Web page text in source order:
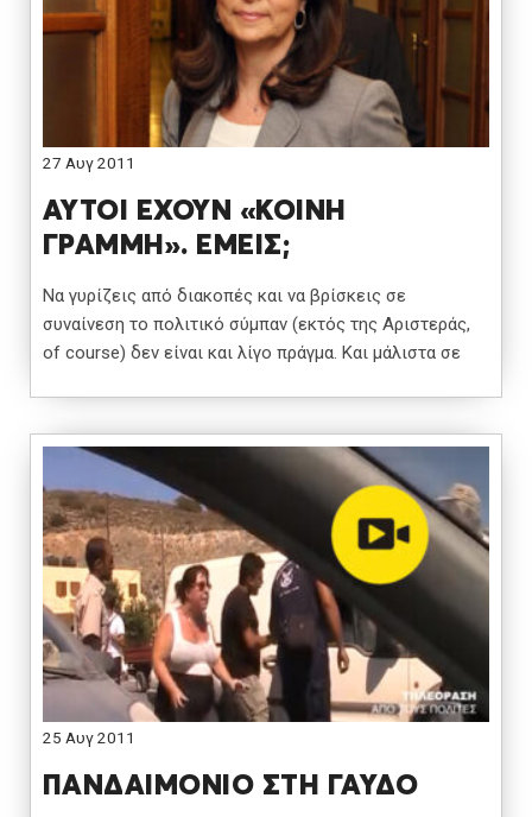
27 Αυγ 2011
ΑΥΤΟΙ ΕΧΟΥΝ «ΚΟΙΝΗ
ΓΡΑΜΜΗ». ΕΜΕΙΣ;
Να γυρίζεις από διακοπές και να βρίσκεις σε
συναίνεση το πολιτικό σύμπαν (εκτός της Αριστεράς,
of course) δεν είναι και λίγο πράγμα. Και μάλιστα σε
25 Αυγ 2011
ΠΑΝΔΑΙΜΟΝΙΟ ΣΤΗ ΓΑΥΔΟ